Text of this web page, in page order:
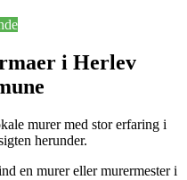
i Herlev
murer med stor erfaring i
herunder.
en murer eller murermester i